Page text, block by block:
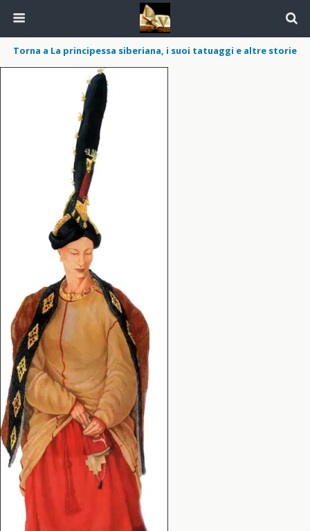
Torna a La principessa siberiana, i suoi tatuaggi e altre storie